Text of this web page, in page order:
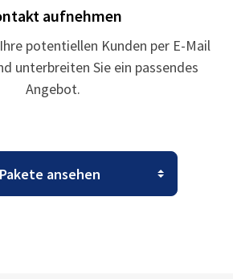
aufnehmen
potentiellen Kunden per E-Mail
unterbreiten Sie ein passendes
Angebot.